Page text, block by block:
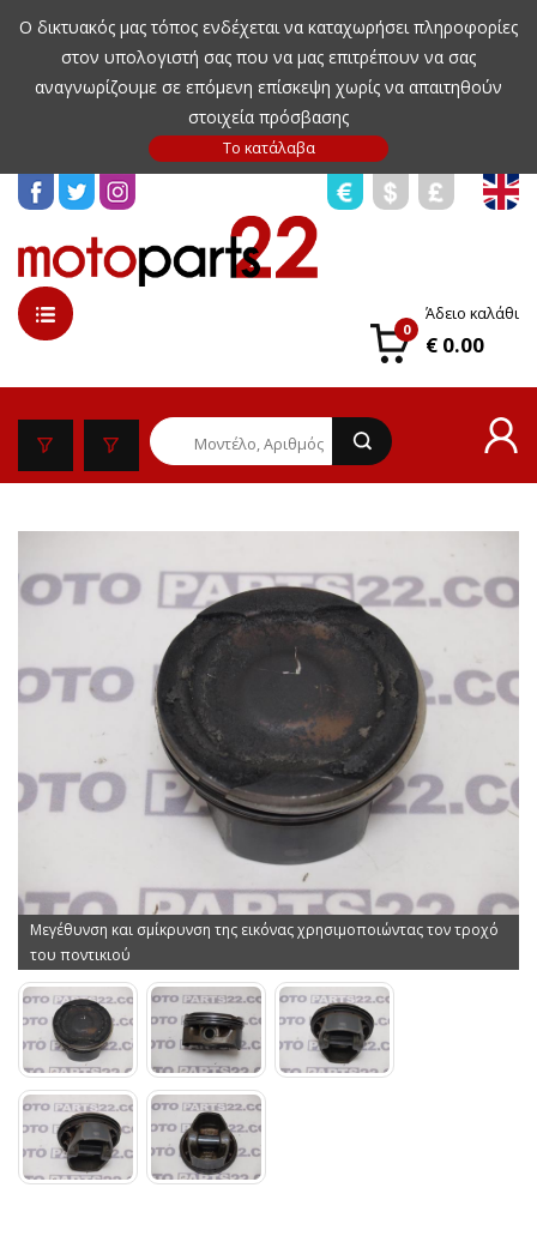
Ο δικτυακός μας τόπος ενδέχεται να καταχωρήσει πληροφορίες
στον υπολογιστή σας που να μας επιτρέπουν να σας
αναγνωρίζουμε σε επόμενη επίσκεψη χωρίς να απαιτηθούν
στοιχεία πρόσβασης
0
Άδειο καλάθι
€ 0.00
Μεγέθυνση και σμίκρυνση της εικόνας χρησιμοποιώντας τον τροχό
του ποντικιού